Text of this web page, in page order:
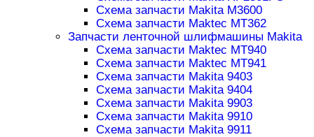
Схема запчасти Makita M3600
Схема запчасти Maktec MT362
Запчасти ленточной шлифмашины Makita
Схема запчасти Maktec MT940
Схема запчасти Maktec MT941
Схема запчасти Makita 9403
Схема запчасти Makita 9404
Схема запчасти Makita 9903
Схема запчасти Makita 9910
Схема запчасти Makita 9911